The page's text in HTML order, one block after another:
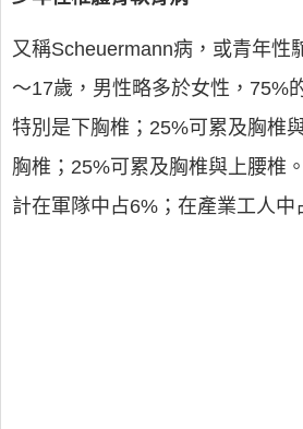
又稱Scheuermann病，或青年性
～17歲，男性略多於女性，75%
特別是下胸椎；25%可累及胸椎
胸椎；25%可累及胸椎與上腰椎
計在軍隊中占6%；在產業工人中